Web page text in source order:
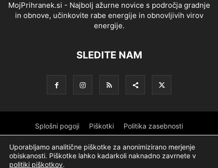
MojPrihranek.si - Najbolj ažurne novice s področja gradnje
in obnove, učinkovite rabe energije in obnovljivih virov
energije.
SLEDITE NAM
Splošni pogoji Piškotki Politika zasebnosti
Oglaševanje Partnerji Sofinanciranje Logotip
O podjetju
Uporabljamo analitične piškotke za anonimizirano merjenje
obiskanosti. Piškotke lahko kadarkoli naknadno zavrnete v
politiki piškotkov.